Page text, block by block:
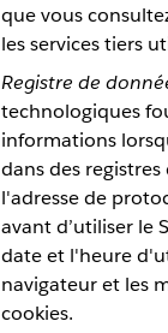
que vous
les services tiers
Registre de
technologiques
informations
dans des
l'adresse de
avant d’utiliser le
date et l'heure
navigateur et les
cookies.